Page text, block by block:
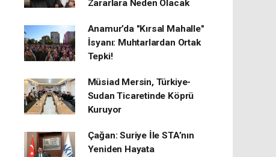
Zararlara Neden Olacak
Anamur’da "Kırsal Mahalle"
İsyanı: Muhtarlardan Ortak
Tepki!
Müsiad Mersin, Türkiye-
Sudan Ticaretinde Köprü
Kuruyor
Çağan: Suriye İle STA’nın
Yeniden Hayata